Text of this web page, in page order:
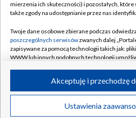
Naziemna Telewizja Cyfrowa
Rada Programowa
System NOS
Informacje o nadawcy
Program dla prasy
Ogłoszenie przetargowe
Pomoc
Kontakt
Kanały
©2026 Telewizja Polska
mierzenia ich skuteczności) i pozostałych, które
także zgody na udostępnianie przez nas
Twoje dane osobowe zbierane podczas
poszczególnych serwisówzwanych dalej
zapisywane za pomocą technologii takich jak:
WWW lub innych podobnych technologii
ruchu w Internecie.
Twoje dane osobowe zbierane podczas
poszczególnych serwisówna Portalu, takie jak
Ustawienia
Akceptuję i przechodzę